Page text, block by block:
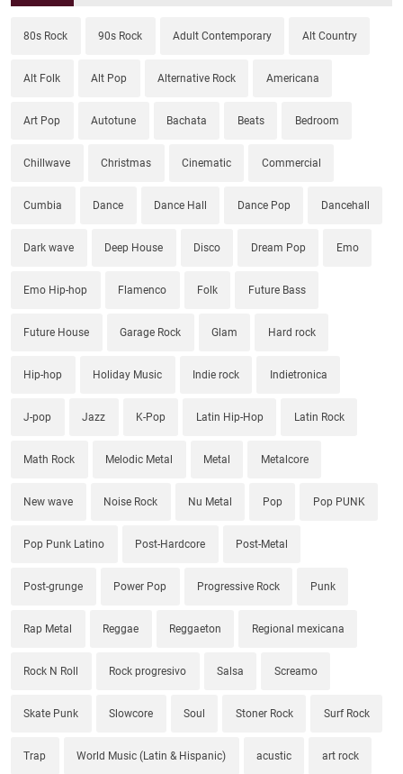
80s Rock 90s Rock Adult Contemporary Alt Country
Alt Folk Alt Pop Alternative Rock Americana
Art Pop Autotune Bachata Beats Bedroom
Chillwave Christmas Cinematic Commercial
Cumbia Dance Dance Hall Dance Pop Dancehall
Dark wave Deep House Disco Dream Pop Emo
Emo Hip-hop Flamenco Folk Future Bass
Future House Garage Rock Glam Hard rock
Hip-hop Holiday Music Indie rock Indietronica
J-pop Jazz K-Pop Latin Hip-Hop Latin Rock
Math Rock Melodic Metal Metal Metalcore
New wave Noise Rock Nu Metal Pop Pop PUNK
Pop Punk Latino Post-Hardcore Post-Metal
Post-grunge Power Pop Progressive Rock Punk
Rap Metal Reggae Reggaeton Regional mexicana
Rock N Roll Rock progresivo Salsa Screamo
Skate Punk Slowcore Soul Stoner Rock Surf Rock
Trap World Music (Latin & Hispanic) acustic art rock